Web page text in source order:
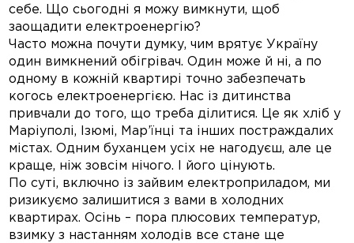
себе. Що сьогодні я можу вимкнути, щоб
заощадити електроенергію?
Часто можна почути думку, чим врятує Україну
один вимкнений обігрівач. Один може й ні, а по
одному в кожній квартирі точно забезпечать
когось електроенергією. Нас із дитинства
привчали до того, що треба ділитися. Це як хліб у
Маріуполі, Ізюмі, Мар’їнці та інших постраждалих
містах. Одним буханцем усіх не нагодуєш, але це
краще, ніж зовсім нічого. І його цінують.
По суті, включно із зайвим електроприладом, ми
ризикуємо залишитися з вами в холодних
квартирах. Осінь – пора плюсових температур,
взимку з настанням холодів все стане ще